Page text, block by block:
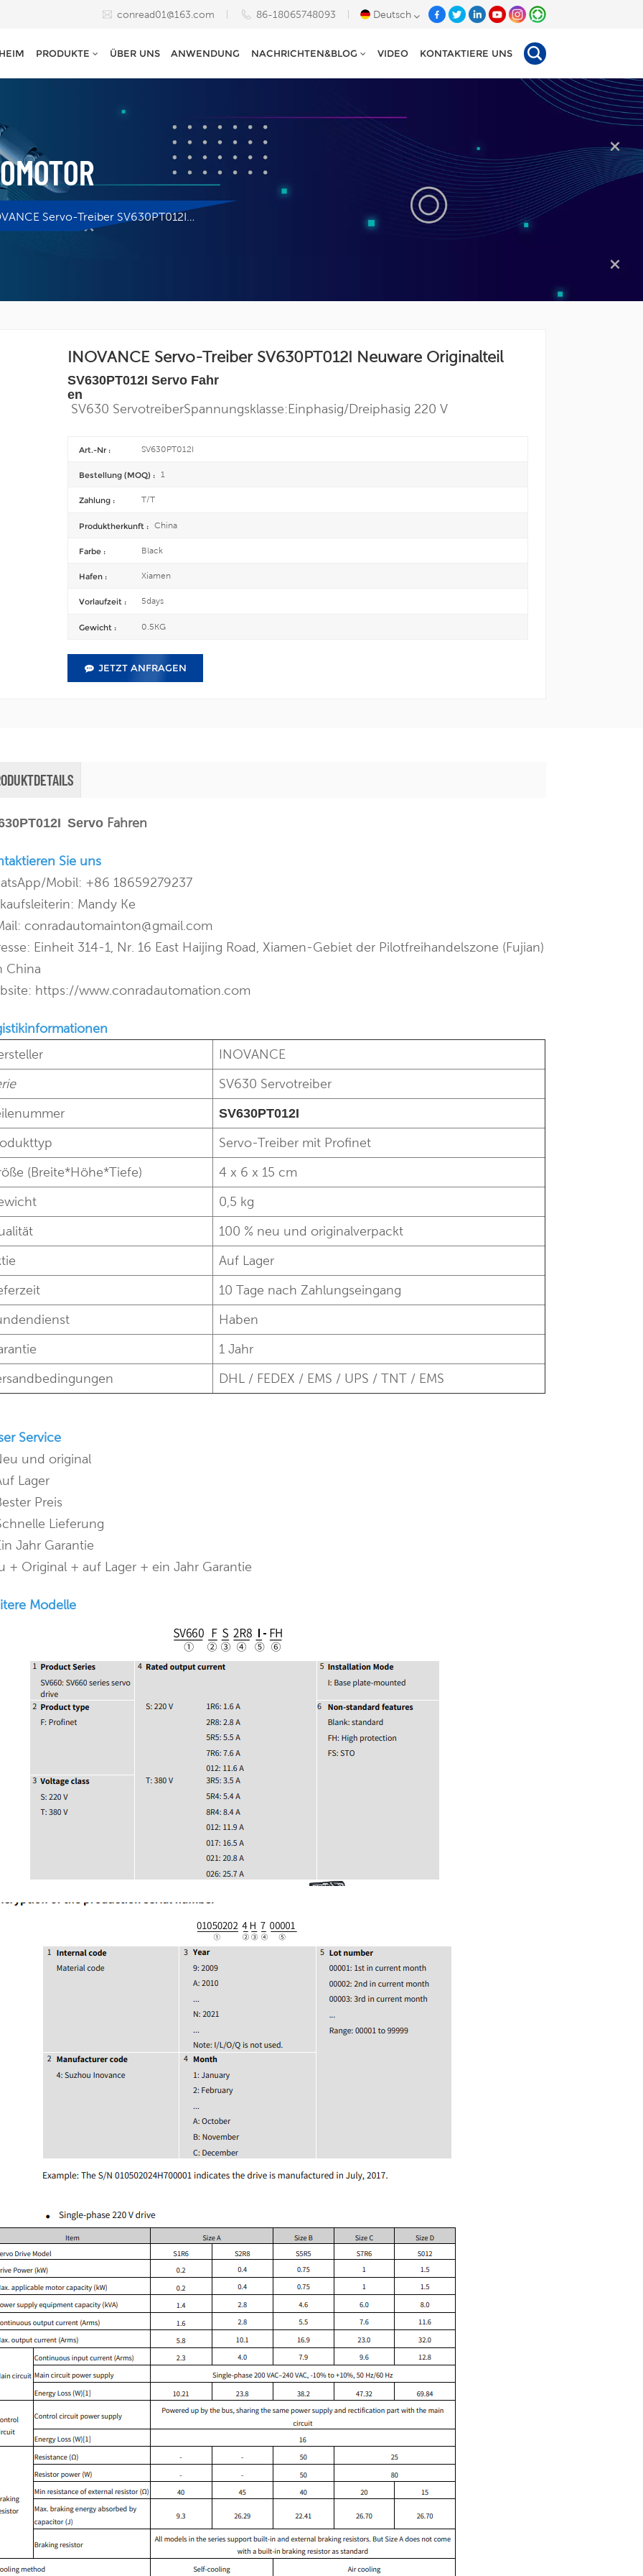
conread01@163.com 86-18065748093 Deutsch
English
Español
Tiếng Việt
HEIM PRODUKTE ÜBER UNS ANWENDUNG NACHRICHTEN&BLOG VIDEO KONTAKTIERE UNS
INOVANCE Servo-Treiber SV630PT012I Neuware Originalteil
SV630PT012I Servo Fahr
en
SV630 ServotreiberSpannungsklasse:Einphasig/Dreiphasig 220 V
Art.-Nr : SV630PT012I
Bestellung (MOQ) : 1
Zahlung : T/T
Produktherkunft : China
Farbe : Black
Hafen : Xiamen
Vorlaufzeit : 5days
Gewicht : 0.5KG
JETZT ANFRAGEN
Servo Fahren
Sie uns
Mobil: +86 18659279237
Mandy Ke
conradautomainton@gmail.com
Einheit 314-1, Nr. 16 East Haijing Road, Xiamen-Gebiet der Pilotfreihandelszone (Fujian)
China
https://www.conradautomation.com
INOVANCE
SV630 Servotreiber
SV630PT012I
Servo-Treiber mit Profinet
(Breite*Höhe*Tiefe)
4 x 6 x 15 cm
0,5 kg
100 % neu und originalverpackt
Auf Lager
10 Tage nach Zahlungseingang
Haben
1 Jahr
DHL / FEDEX / EMS / UPS / TNT / EMS
Service
und original
Lager
Preis
Lieferung
Jahr Garantie
+ Original + auf Lager + ein Jahr Garantie
Modelle